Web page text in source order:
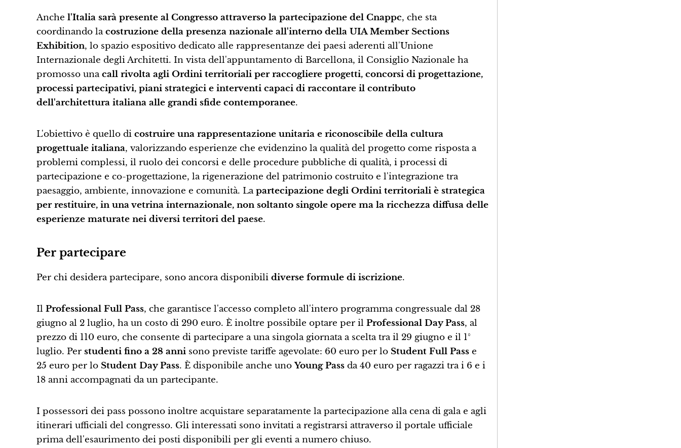
Anche l'Italia sarà presente al Congresso attraverso la partecipazione del Cnappc, che sta
coordinando lacostruzione della presenza nazionale all'interno della UIA Member Sections
Exhibition, lo spazio espositivo dedicato alle rappresentanze dei paesi aderenti all'Unione
Internazionale degli Architetti. In vista dell'appuntamento di Barcellona, il Consiglio Nazionale ha
promosso unacall rivolta agli Ordini territoriali per raccogliere progetti, concorsi di progettazione,
processi partecipativi, piani strategici e interventi capaci di raccontare il contributo
dell'architettura italiana alle grandi sfide contemporanee.
L'obiettivo è quello di costruire una rappresentazione unitaria e riconoscibile della cultura
progettuale italiana, valorizzando esperienze che evidenzino la qualità del progetto come risposta a
problemi complessi, il ruolo dei concorsi e delle procedure pubbliche di qualità, i processi di
partecipazione e co-progettazione, la rigenerazione del patrimonio costruito e l'integrazione tra
paesaggio, ambiente, innovazione e comunità. Lapartecipazione degli Ordini territoriali è strategica
per restituire, in una vetrina internazionale, non soltanto singole opere ma la ricchezza diffusa delle
esperienze maturate nei diversi territori del paese.
Per partecipare
Per chi desidera partecipare, sono ancora disponibili diverse formule di iscrizione.
Il Professional Full Pass, che garantisce l'accesso completo all'intero programma congressuale dal 28
giugno al 2 luglio, ha un costo di 290 euro. È inoltre possibile optare per il Professional Day Pass, al
prezzo di 110 euro, che consente di partecipare a una singola giornata a scelta tra il 29 giugno e il 1°
luglio. Per studenti fino a 28 anni sono previste tariffe agevolate: 60 euro per lo Student Full Pass e
25 euro per lo Student Day Pass. È disponibile anche unoYoung Pass da 40 euro per ragazzi tra i 6 e i
18 anni accompagnati da un partecipante.
I possessori dei pass possono inoltre acquistare separatamente la partecipazione alla cena di gala e agli
itinerari ufficiali del congresso. Gli interessati sono invitati a registrarsi attraverso il portale ufficiale
prima dell'esaurimento dei posti disponibili per gli eventi a numero chiuso.